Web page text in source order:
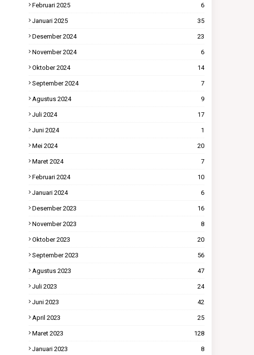
Februari 2025 6
Januari 2025 35
Desember 2024 23
November 2024 6
Oktober 2024 14
September 2024 7
Agustus 2024 9
Juli 2024 17
Juni 2024 1
Mei 2024 20
Maret 2024 7
Februari 2024 10
Januari 2024 6
Desember 2023 16
November 2023 8
Oktober 2023 20
September 2023 56
Agustus 2023 47
Juli 2023 24
Juni 2023 42
April 2023 25
Maret 2023 128
Januari 2023 8